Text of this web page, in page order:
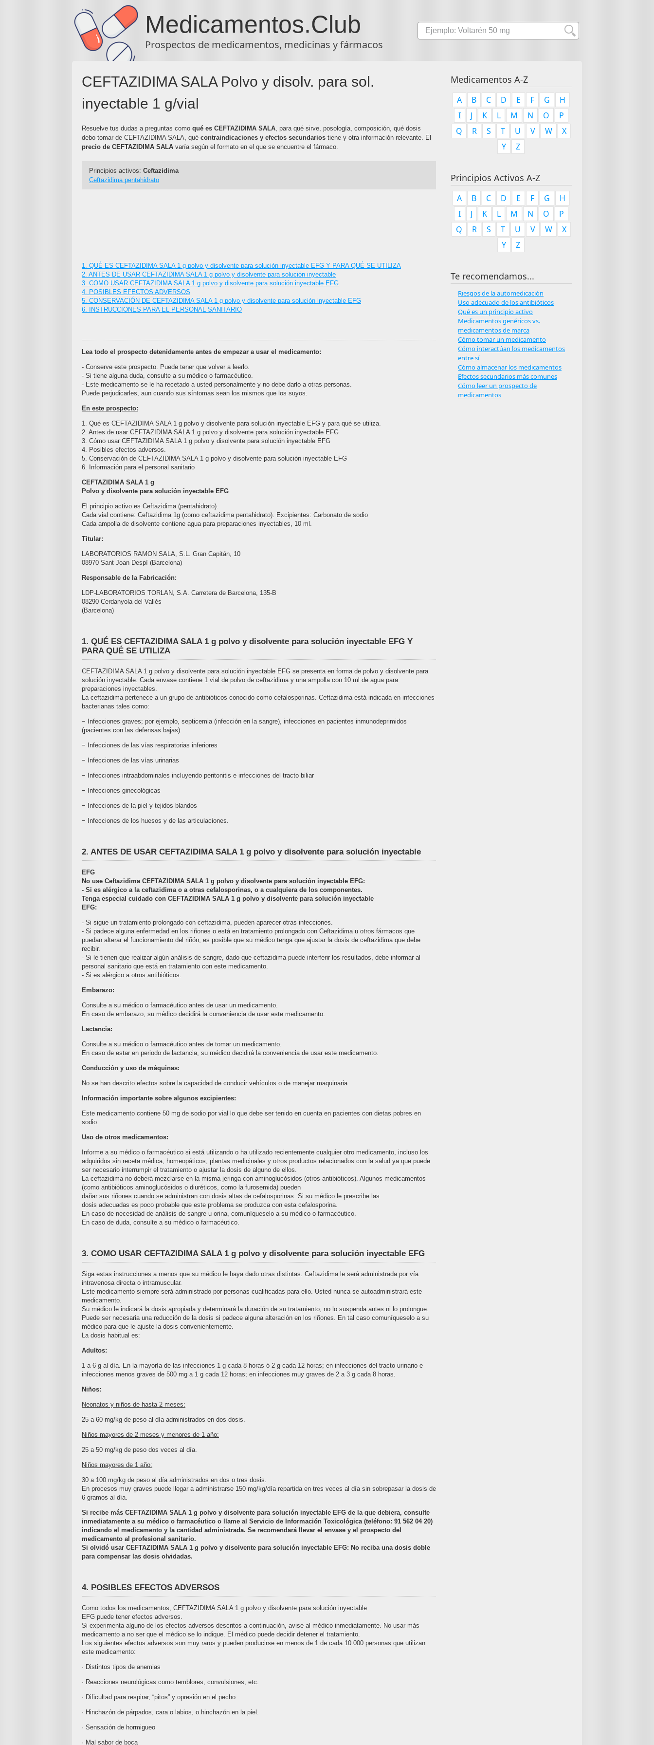
Medicamentos.Club
Prospectos de medicamentos, medicinas y fármacos
Medicamentos A-Z
A B C D E F G
H
I
J K L M N O
P
Q
R S T U V W
X
Y
Z
Principios Activos A-Z
A B C D E F G
H
I
J K L M N O
P
Q
R S T U V W
X
Y
Z
Te recomendamos...
Riesgos de la automedicación
Uso adecuado de los antibióticos
Qué es un principio activo
Medicamentos genéricos vs.
medicamentos de marca
Cómo tomar un medicamento
Cómo interactúan los medicamentos
entre sí
Cómo almacenar los medicamentos
Efectos secundarios más comunes
Cómo leer un prospecto de
medicamentos
CEFTAZIDIMA SALA Polvo y disolv. para sol.
inyectable 1 g/vial
Resuelve tus dudas a preguntas como qué es CEFTAZIDIMA SALA, para qué sirve, posología, composición, qué dosis
debo tomar de CEFTAZIDIMA SALA, qué contraindicaciones y efectos secundarios tiene y otra información relevante. El
precio de CEFTAZIDIMA SALA varía según el formato en el que se encuentre el fármaco.
Principios activos: Ceftazidima
Ceftazidima pentahidrato
1. QUÉ ES CEFTAZIDIMA SALA 1 g polvo y disolvente para solución inyectable EFG Y PARA QUÉ SE UTILIZA
2. ANTES DE USAR CEFTAZIDIMA SALA 1 g polvo y disolvente para solución inyectable
3. COMO USAR CEFTAZIDIMA SALA 1 g polvo y disolvente para solución inyectable EFG
4. POSIBLES EFECTOS ADVERSOS
5. CONSERVACIÓN DE CEFTAZIDIMA SALA 1 g polvo y disolvente para solución inyectable EFG
6. INSTRUCCIONES PARA EL PERSONAL SANITARIO
Lea todo el prospecto detenidamente antes de empezar a usar el medicamento:
- Conserve este prospecto. Puede tener que volver a leerlo.
- Si tiene alguna duda, consulte a su médico o farmacéutico.
- Este medicamento se le ha recetado a usted personalmente y no debe darlo a otras personas.
Puede perjudicarles, aun cuando sus síntomas sean los mismos que los suyos.
En este prospecto:
1. Qué es CEFTAZIDIMA SALA 1 g polvo y disolvente para solución inyectable EFG y para qué se utiliza.
2. Antes de usar CEFTAZIDIMA SALA 1 g polvo y disolvente para solución inyectable EFG
3. Cómo usar CEFTAZIDIMA SALA 1 g polvo y disolvente para solución inyectable EFG
4. Posibles efectos adversos.
5. Conservación de CEFTAZIDIMA SALA 1 g polvo y disolvente para solución inyectable EFG
6. Información para el personal sanitario
CEFTAZIDIMA SALA 1 g
Polvo y disolvente para solución inyectable EFG
El principio activo es Ceftazidima (pentahidrato).
Cada vial contiene: Ceftazidima 1g (como ceftazidima pentahidrato). Excipientes: Carbonato de sodio
Cada ampolla de disolvente contiene agua para preparaciones inyectables, 10 ml.
Titular:
LABORATORIOS RAMON SALA, S.L. Gran Capitán, 10
08970 Sant Joan Despí (Barcelona)
Responsable de la Fabricación:
LDP-LABORATORIOS TORLAN, S.A. Carretera de Barcelona, 135-B
08290 Cerdanyola del Vallés
(Barcelona)
1. QUÉ ES CEFTAZIDIMA SALA 1 g polvo y disolvente para solución inyectable EFG Y
PARA QUÉ SE UTILIZA
CEFTAZIDIMA SALA 1 g polvo y disolvente para solución inyectable EFG se presenta en forma de polvo y disolvente para
solución inyectable. Cada envase contiene 1 vial de polvo de ceftazidima y una ampolla con 10 ml de agua para
preparaciones inyectables.
La ceftazidima pertenece a un grupo de antibióticos conocido como cefalosporinas. Ceftazidima está indicada en infecciones
bacterianas tales como:
− Infecciones graves; por ejemplo, septicemia (infección en la sangre), infecciones en pacientes inmunodeprimidos
(pacientes con las defensas bajas)
− Infecciones de las vías respiratorias inferiores
− Infecciones de las vías urinarias
− Infecciones intraabdominales incluyendo peritonitis e infecciones del tracto biliar
− Infecciones ginecológicas
− Infecciones de la piel y tejidos blandos
− Infecciones de los huesos y de las articulaciones.
2. ANTES DE USAR CEFTAZIDIMA SALA 1 g polvo y disolvente para solución inyectable
EFG
No use Ceftazidima CEFTAZIDIMA SALA 1 g polvo y disolvente para solución inyectable EFG:
- Si es alérgico a la ceftazidima o a otras cefalosporinas, o a cualquiera de los componentes.
Tenga especial cuidado con CEFTAZIDIMA SALA 1 g polvo y disolvente para solución inyectable
EFG:
- Si sigue un tratamiento prolongado con ceftazidima, pueden aparecer otras infecciones.
- Si padece alguna enfermedad en los riñones o está en tratamiento prolongado con Ceftazidima u otros fármacos que
puedan alterar el funcionamiento del riñón, es posible que su médico tenga que ajustar la dosis de ceftazidima que debe
recibir.
- Si le tienen que realizar algún análisis de sangre, dado que ceftazidima puede interferir los resultados, debe informar al
personal sanitario que está en tratamiento con este medicamento.
- Si es alérgico a otros antibióticos.
Embarazo:
Consulte a su médico o farmacéutico antes de usar un medicamento.
En caso de embarazo, su médico decidirá la conveniencia de usar este medicamento.
Lactancia:
Consulte a su médico o farmacéutico antes de tomar un medicamento.
En caso de estar en periodo de lactancia, su médico decidirá la conveniencia de usar este medicamento.
Conducción y uso de máquinas:
No se han descrito efectos sobre la capacidad de conducir vehículos o de manejar maquinaria.
Información importante sobre algunos excipientes:
Este medicamento contiene 50 mg de sodio por vial lo que debe ser tenido en cuenta en pacientes con dietas pobres en
sodio.
Uso de otros medicamentos:
Informe a su médico o farmacéutico si está utilizando o ha utilizado recientemente cualquier otro medicamento, incluso los
adquiridos sin receta médica, homeopáticos, plantas medicinales y otros productos relacionados con la salud ya que puede
ser necesario interrumpir el tratamiento o ajustar la dosis de alguno de ellos.
La ceftazidima no deberá mezclarse en la misma jeringa con aminoglucósidos (otros antibióticos). Algunos medicamentos
(como antibióticos aminoglucósidos o diuréticos, como la furosemida) pueden
dañar sus riñones cuando se administran con dosis altas de cefalosporinas. Si su médico le prescribe las
dosis adecuadas es poco probable que este problema se produzca con esta cefalosporina.
En caso de necesidad de análisis de sangre u orina, comuníqueselo a su médico o farmacéutico.
En caso de duda, consulte a su médico o farmacéutico.
3. COMO USAR CEFTAZIDIMA SALA 1 g polvo y disolvente para solución inyectable EFG
Siga estas instrucciones a menos que su médico le haya dado otras distintas. Ceftazidima le será administrada por vía
intravenosa directa o intramuscular.
Este medicamento siempre será administrado por personas cualificadas para ello. Usted nunca se autoadministrará este
medicamento.
Su médico le indicará la dosis apropiada y determinará la duración de su tratamiento; no lo suspenda antes ni lo prolongue.
Puede ser necesaria una reducción de la dosis si padece alguna alteración en los riñones. En tal caso comuníqueselo a su
médico para que le ajuste la dosis convenientemente.
La dosis habitual es:
Adultos:
1 a 6 g al día. En la mayoría de las infecciones 1 g cada 8 horas ó 2 g cada 12 horas; en infecciones del tracto urinario e
infecciones menos graves de 500 mg a 1 g cada 12 horas; en infecciones muy graves de 2 a 3 g cada 8 horas.
Niños:
Neonatos y niños de hasta 2 meses:
25 a 60 mg/kg de peso al día administrados en dos dosis.
Niños mayores de 2 meses y menores de 1 año:
25 a 50 mg/kg de peso dos veces al día.
Niños mayores de 1 año:
30 a 100 mg/kg de peso al día administrados en dos o tres dosis.
En procesos muy graves puede llegar a administrarse 150 mg/kg/día repartida en tres veces al día sin sobrepasar la dosis de
6 gramos al día.
Si recibe más CEFTAZIDIMA SALA 1 g polvo y disolvente para solución inyectable EFG de la que debiera, consulte
inmediatamente a su médico o farmacéutico o llame al Servicio de Información Toxicológica (teléfono: 91 562 04 20)
indicando el medicamento y la cantidad administrada. Se recomendará llevar el envase y el prospecto del
medicamento al profesional sanitario.
Si olvidó usar CEFTAZIDIMA SALA 1 g polvo y disolvente para solución inyectable EFG: No reciba una dosis doble
para compensar las dosis olvidadas.
4. POSIBLES EFECTOS ADVERSOS
Como todos los medicamentos, CEFTAZIDIMA SALA 1 g polvo y disolvente para solución inyectable
EFG puede tener efectos adversos.
Si experimenta alguno de los efectos adversos descritos a continuación, avise al médico inmediatamente. No usar más
medicamento a no ser que el médico se lo indique. El médico puede decidir detener el tratamiento.
Los siguientes efectos adversos son muy raros y pueden producirse en menos de 1 de cada 10.000 personas que utilizan
este medicamento:
· Distintos tipos de anemias
· Reacciones neurológicas como temblores, convulsiones, etc.
· Dificultad para respirar, “pitos” y opresión en el pecho
· Hinchazón de párpados, cara o labios, o hinchazón en la piel.
· Sensación de hormigueo
· Mal sabor de boca